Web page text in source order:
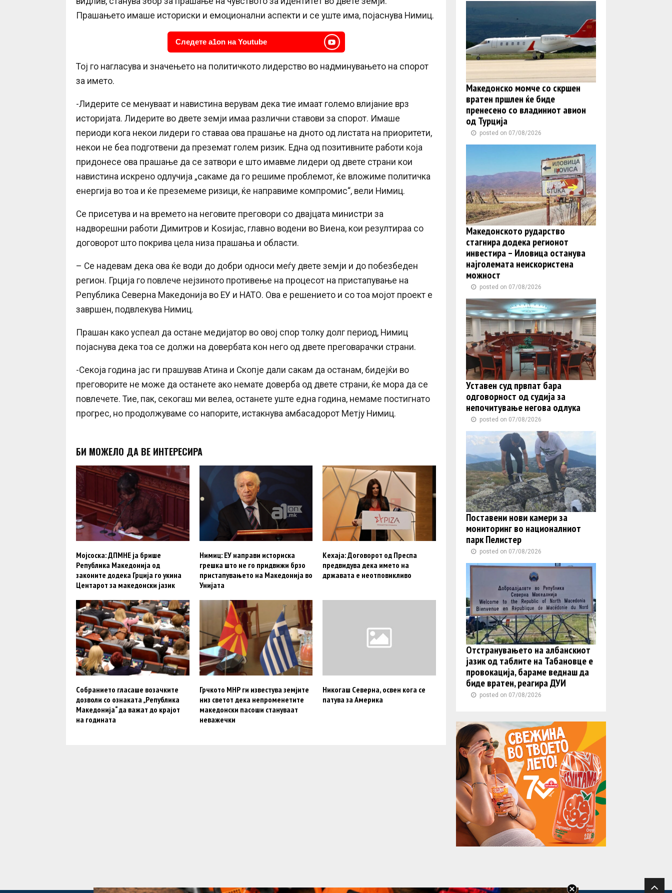
Прашањето имаше историски и емоционални аспекти и се уште има, појаснува Нимиц.
Следете a1on на Youtube
Тој го нагласува и значењето на политичкото лидерство во надминувањето на спорот
за името.
-Лидерите се менуваат и навистина верувам дека тие имаат големо влијание врз
историјата. Лидерите во двете земји имаа различни ставови за спорот. Имаше
периоди кога некои лидери го ставаа ова прашање на дното од листата на приоритети,
некои не беа подготвени да преземат голем ризик. Една од позитивните работи која
придонесе ова прашање да се затвори е што имавме лидери од двете страни кои
навистина искрено одлучија „сакаме да го решиме проблемот, ќе вложиме политичка
енергија во тоа и ќе преземеме ризици, ќе направиме компромис“, вели Нимиц.
Се присетува и на времето на неговите преговори со двајцата министри за
надворешни работи Димитров и Коѕијас, главно водени во Виена, кои резултираа со
договорот што покрива цела низа прашања и области.
– Се надевам дека ова ќе води до добри односи меѓу двете земји и до побезбеден
регион. Грција го повлече нејзиното противење на процесот на пристапување на
Република Северна Македонија во ЕУ и НАТО. Ова е решението и со тоа мојот проект е
завршен, подвлекува Нимиц.
Прашан како успеал да остане медијатор во овој спор толку долг период, Нимиц
појаснува дека тоа се должи на довербата кон него од двете преговарачки страни.
-Секоја година јас ги прашував Атина и Скопје дали сакам да останам, бидејќи во
преговорите не може да останете ако немате доверба од двете страни, ќе мора да се
повлечете. Тие, пак, секогаш ми велеа, останете уште една година, немаме постигнато
прогрес, но продолжуваме со напорите, истакнува амбасадорот Метју Нимиц.
БИ МОЖЕЛО ДА ВЕ ИНТЕРЕСИРА
Мојсоска: ДПМНЕ ја брише
Република Македонија од
законите додека Грција го укина
Центарот за македонски јазик
Нимиц: ЕУ направи историска
грешка што не го придвижи брзо
пристапувањето на Македонија во
Унијата
Кехаја: Договорот од Преспа
предвидува дека името на
државата е неотповикливо
Собранието гласаше возачките
дозволи со ознаката „Република
Македонија“ да важат до крајот
на годината
Грчкото МНР ги известува земјите
низ светот дека непроменетите
македонски пасоши стануваат
неважечки
Никогаш Северна, освен кога се
патува за Америка
Македонско момче со скршен
вратен пршлен ќе биде
пренесено со владиниот авион
од Турција
posted on 07/08/2026
Македонското рударство
стагнира додека регионот
инвестира – Иловица останува
најголемата неискористена
можност
posted on 07/08/2026
Уставен суд првпат бара
одговорност од судија за
непочитување негова одлука
posted on 07/08/2026
Поставени нови камери за
мониторинг во националниот
парк Пелистер
posted on 07/08/2026
Отстранувањето на албанскиот
јазик од таблите на Табановце е
провокација, бараме веднаш да
биде вратен, реагира ДУИ
posted on 07/08/2026